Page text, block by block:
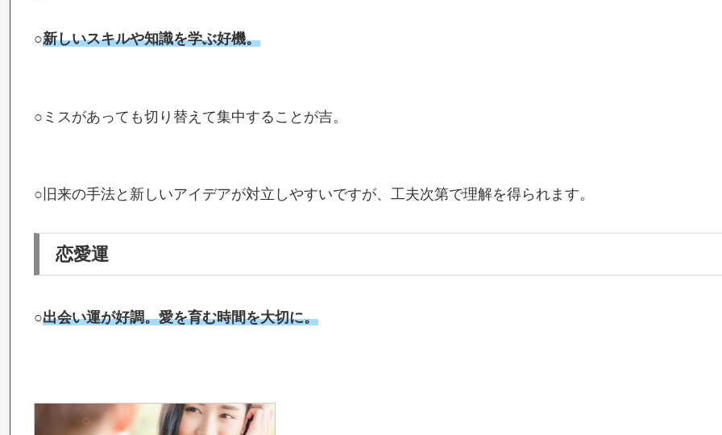
○新しいスキルや知識を学ぶ好機。
○ミスがあっても切り替えて集中することが吉。
○旧来の手法と新しいアイデアが対立しやすいですが、工夫次第で理解を得られます。
恋愛運
○出会い運が好調。愛を育む時間を大切に。